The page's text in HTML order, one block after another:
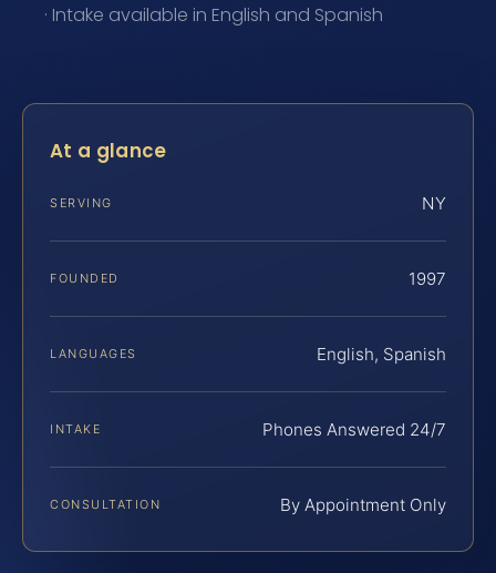
· Intake available in English and Spanish
At a glance
SERVING NY
FOUNDED 1997
LANGUAGES English, Spanish
INTAKE Phones Answered 24/7
CONSULTATION By Appointment Only